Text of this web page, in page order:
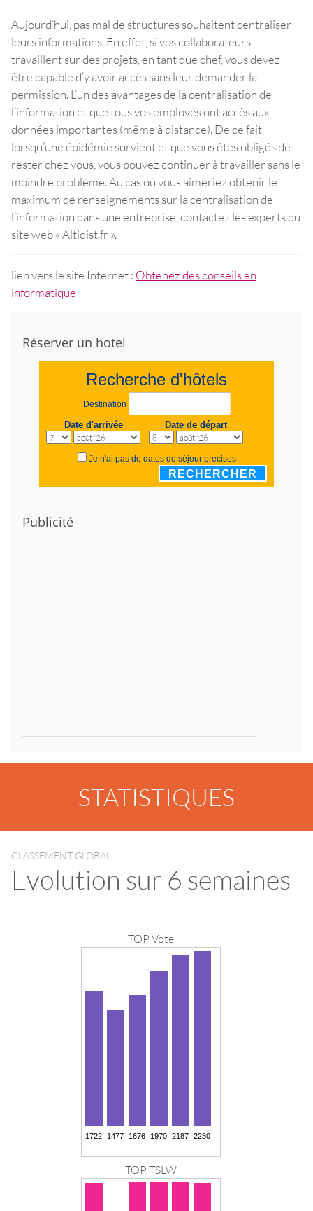
Aujourd’hui, pas mal de structures souhaitent centraliser
leurs informations. En effet, si vos collaborateurs
travaillent sur des projets, en tant que chef, vous devez
être capable d’y avoir accès sans leur demander la
permission. L’un des avantages de la centralisation de
l’information et que tous vos employés ont accès aux
données importantes (même à distance). De ce fait,
lorsqu’une épidémie survient et que vous êtes obligés de
rester chez vous, vous pouvez continuer à travailler sans le
moindre problème. Au cas où vous aimeriez obtenir le
maximum de renseignements sur la centralisation de
l’information dans une entreprise, contactez les experts du
site web « Altidist.fr ».
lien vers le site Internet : Obtenez des conseils en
informatique
Réserver un hotel
Recherche d'hôtels
Destination
Date d'arrivée Date de départ
Je n'ai pas de dates de séjour précises
RECHERCHER
Publicité
STATISTIQUES
CLASSEMENT GLOBAL
Evolution sur 6 semaines
TOP Vote
TOP TSLW